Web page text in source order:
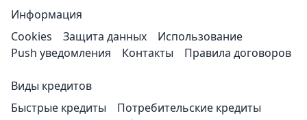
Информация
Cookies
Защита данных
Использование
Push уведомления
Контакты Правила договоров
Виды кредитов
Быстрые кредиты
Потребительские кредиты